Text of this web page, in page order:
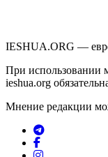
IESHUA.ORG —
При использовании
ieshua.org
Мнение редакции